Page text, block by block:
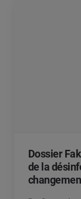
Dossier
de la